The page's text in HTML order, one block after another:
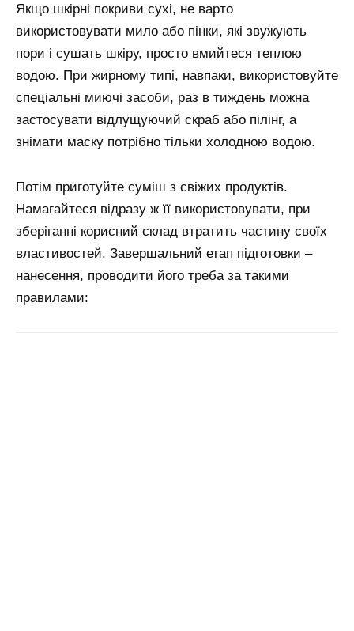
Якщо шкірні покриви сухі, не варто
використовувати мило або пінки, які звужують
пори і сушать шкіру, просто вмийтеся теплою
водою. При жирному типі, навпаки, використовуйте
спеціальні миючі засоби, раз в тиждень можна
застосувати відлущуючий скраб або пілінг, а
знімати маску потрібно тільки холодною водою.
Потім приготуйте суміш з свіжих продуктів.
Намагайтеся відразу ж її використовувати, при
зберіганні корисний склад втратить частину своїх
властивостей. Завершальний етап підготовки –
нанесення, проводити його треба за такими
правилами: